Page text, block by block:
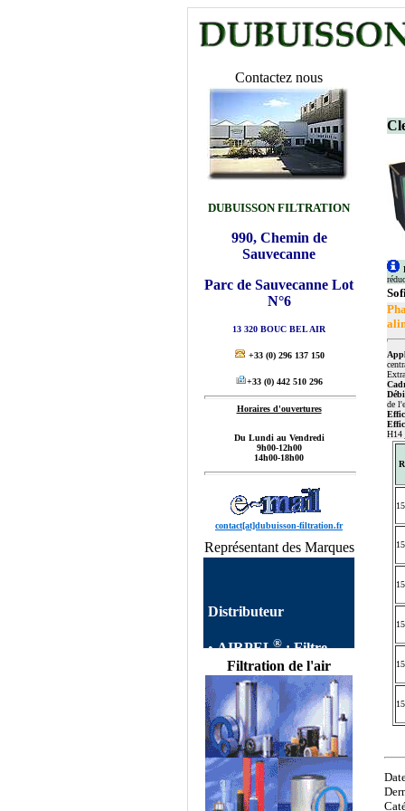
Contactez nous
DUBUISSON FILTRATION
990, Chemin de
Sauvecanne
Parc de Sauvecanne Lot
N°6
13 320 BOUC BEL AIR
+33 (0) 296 137 150
+33 (0) 442 510 296
Horaires d'ouvertures
Du Lundi au Vendredi
9h00-12h00
14h00-18h00
contact[at]dubuisson-filtration.fr
Représentant des Marques
Distributeur
AIRPEL
Filtre
autonettoyants
Industriels,Single Filter,
Dual Filter, DUPLEX
FILTER, Filtre à Panier
AIRPEL,Filtres
Simplex, Filtres Duplex
AIRPEL, Filtre Double
commutable, Filtres
Multipaniers, Filtres
Filtration de l'air
de
H14